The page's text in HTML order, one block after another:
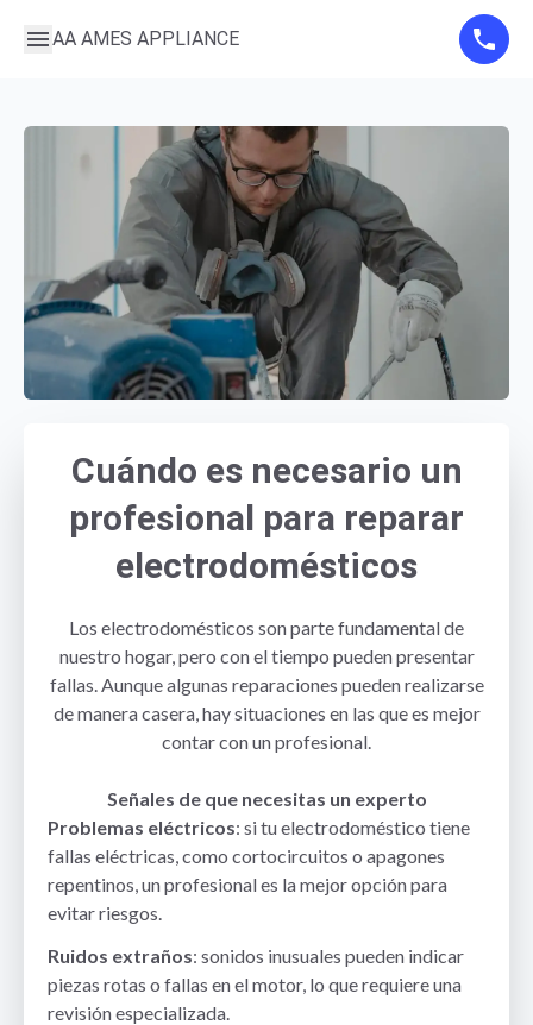
AA AMES APPLIANCE
Cuándo es necesario un
profesional para reparar
electrodomésticos
Los electrodomésticos son parte fundamental de
nuestro hogar, pero con el tiempo pueden presentar
fallas. Aunque algunas reparaciones pueden realizarse
de manera casera, hay situaciones en las que es mejor
contar con un profesional.
Señales de que necesitas un experto
Problemas eléctricos: si tu electrodoméstico tiene
fallas eléctricas, como cortocircuitos o apagones
repentinos, un profesional es la mejor opción para
evitar riesgos.
Ruidos extraños: sonidos inusuales pueden indicar
piezas rotas o fallas en el motor, lo que requiere una
revisión especializada.